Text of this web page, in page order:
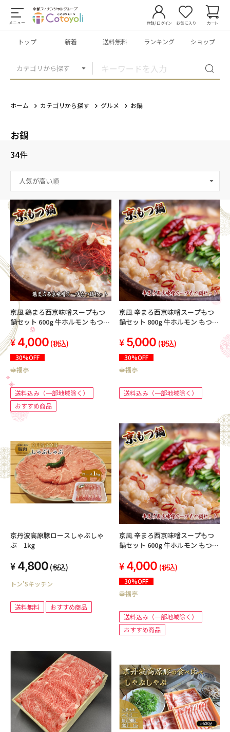
メニュー
カテゴリから探す
登録/ログイン お気に入り カート
トップ 新着 送料無料 ランキング ショップ
ホーム カテゴリから探す グルメ お鍋
お鍋
34件
京風 鶏まろ西京味噌スープもつ
鍋セット 600g 牛ホルモン もつ鍋
味噌味 シマチョウ
4,000 (税込)
30%OFF
幸福亭
送料込み（一部地域除く）
おすすめ商品
京風 辛まろ西京味噌スープもつ
鍋セット 800g 牛ホルモン もつ鍋
き 5,000 (税込)
30%OFF
幸福亭
送料込み（一部地域除く）
京丹波高原豚ロースしゃぶしゃ
ぶ 1kg
4,800 (税込)
トン’Sキッチン
送料無料 おすすめ商品
京風 辛まろ西京味噌スープもつ
鍋セット 600g 牛ホルモン もつ鍋
き 4,000 (税込)
30%OFF
幸福亭
送料込み（一部地域除く）
おすすめ商品